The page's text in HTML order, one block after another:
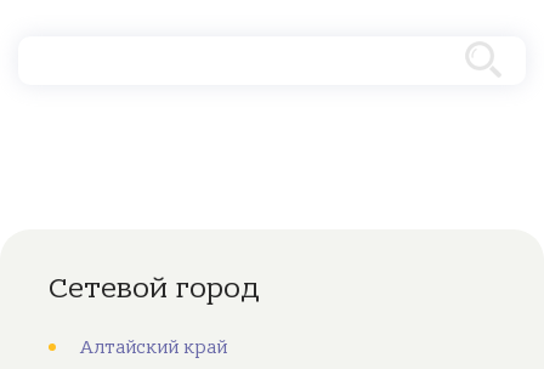
Сетевой город
Алтайский край